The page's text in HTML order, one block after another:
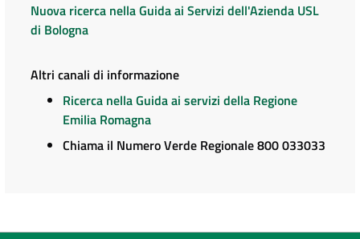
Nuova ricerca nella Guida ai Servizi dell'Azienda USL
di Bologna
Altri canali di informazione
Ricerca nella Guida ai servizi della Regione
Emilia Romagna
Chiama il Numero Verde Regionale 800 033033